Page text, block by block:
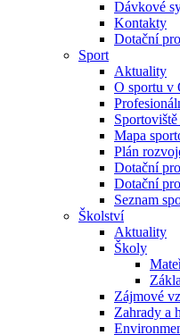
Dávkové
Kontakty
Dotační
Sport
Aktuality
O sportu v
Mapa
Plán
Dotační
Dotační
Seznam
Školství
Aktuality
Školy
Zájmové
Zahrady a